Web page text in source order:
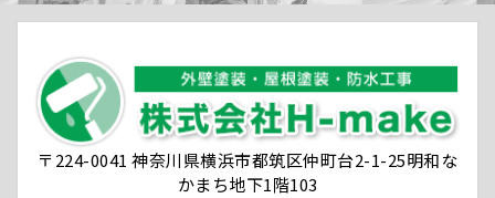
〒224-0041 神奈川県横浜市都筑区仲町台2-1-25明和な
かまち地下1階103